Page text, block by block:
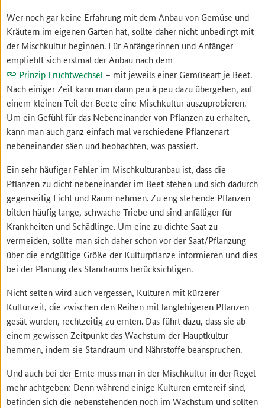
Wer noch gar keine Erfahrung mit dem Anbau von Gemüse und
Kräutern im eigenen Garten hat, sollte daher nicht unbedingt mit
der Mischkultur beginnen. Für Anfängerinnen und Anfänger
empfiehlt sich erstmal der Anbau nach dem
Prinzip Fruchtwechsel – mit jeweils einer Gemüseart je Beet.
Nach einiger Zeit kann man dann peu à peu dazu übergehen, auf
einem kleinen Teil der Beete eine Mischkultur auszuprobieren.
Um ein Gefühl für das Nebeneinander von Pflanzen zu erhalten,
kann man auch ganz einfach mal verschiedene Pflanzenart
nebeneinander säen und beobachten, was passiert.
Ein sehr häufiger Fehler im Mischkulturanbau ist, dass die
Pflanzen zu dicht nebeneinander im Beet stehen und sich dadurch
gegenseitig Licht und Raum nehmen. Zu eng stehende Pflanzen
bilden häufig lange, schwache Triebe und sind anfälliger für
Krankheiten und Schädlinge. Um eine zu dichte Saat zu
vermeiden, sollte man sich daher schon vor der Saat/Pflanzung
über die endgültige Größe der Kulturpflanze informieren und dies
bei der Planung des Standraums berücksichtigen.
Nicht selten wird auch vergessen, Kulturen mit kürzerer
Kulturzeit, die zwischen den Reihen mit langlebigeren Pflanzen
gesät wurden, rechtzeitig zu ernten. Das führt dazu, dass sie ab
einem gewissen Zeitpunkt das Wachstum der Hauptkultur
hemmen, indem sie Standraum und Nährstoffe beanspruchen.
Und auch bei der Ernte muss man in der Mischkultur in der Regel
mehr achtgeben: Denn während einige Kulturen erntereif sind,
befinden sich die nebenstehenden noch im Wachstum und sollten